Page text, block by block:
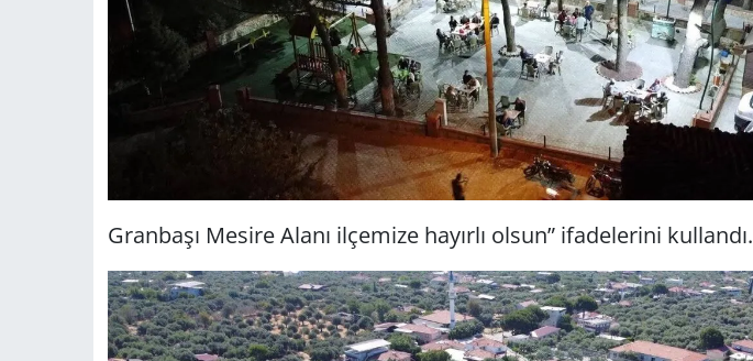
Granbaşı Mesire Alanı ilçemize hayırlı olsun” ifadelerini kullandı.